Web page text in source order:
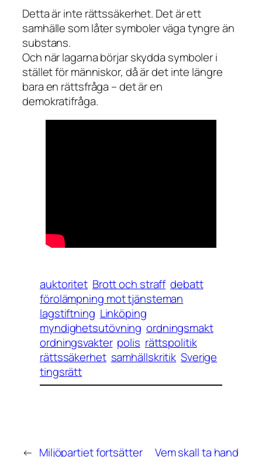
Detta är inte rättssäkerhet. Det är ett
samhälle som låter symboler väga tyngre än
substans.
Och när lagarna börjar skydda symboler i
stället för människor, då är det inte längre
bara en rättsfråga – det är en
demokratifråga.
auktoritet Brott och straff debatt
förolämpning mot tjänsteman
lagstiftning Linköping
myndighetsutövning ordningsmakt
ordningsvakter polis rättspolitik
rättssäkerhet samhällskritik Sverige
tingsrätt
← Miljöpartiet fortsätter Vem skall ta hand